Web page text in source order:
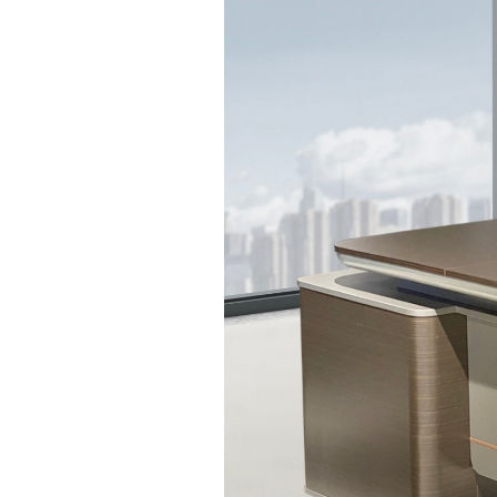
新中式家具